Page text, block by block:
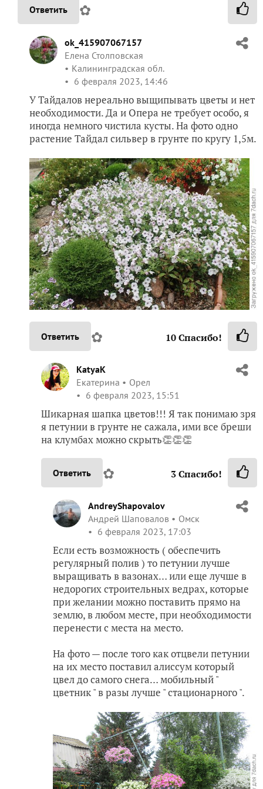
Ответить ✿
ok_415907067157
Елена Столповская
Калининградская обл.
6 февраля 2023, 14:46
У Тайдалов нереально выщипывать цветы и нет
необходимости. Да и Опера не требует особо, я
иногда немного чистила кусты. На фото одно
растение Тайдал сильвер в грунте по кругу 1,5м.
Ответить ✿ 10Спасибо!
KatyaK
Екатерина
Орел
6 февраля 2023, 15:51
Шикарная шапка цветов!!! Я так понимаю зря
я петунии в грунте не сажала, ими все бреши
на клумбах можно скрыть👏👏👏
Ответить ✿ 3Спасибо!
AndreyShapovalov
Андрей Шаповалов
Омск
6 февраля 2023, 17:03
Если есть возможность ( обеспечить
регулярный полив ) то петунии лучше
выращивать в вазонах… или еще лучше в
недорогих строительных ведрах, которые
при желании можно поставить прямо на
землю, в любом месте, при необходимости
перенести с места на место.
На фото — после того как отцвели петунии
на их место поставил алиссум который
цвел до самого снега… мобильный "
цветник " в разы лучше " стационарного ".